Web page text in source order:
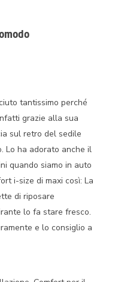
tantissimo perché
grazie alla sua
sul retro del sedile
Lo ha adorato anche il
quando siamo in auto
i-size di maxi così: La
di riposare
lo fa stare fresco.
e lo consiglio a